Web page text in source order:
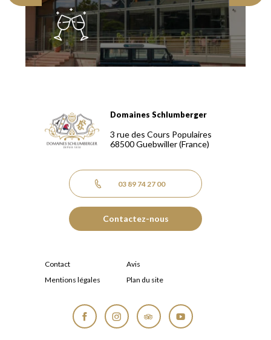
Domaines Schlumberger Vignerons 100% récoltants
Domaines Schlumberger
3 rue des Cours Populaires
68500Guebwiller(France)
03 89 74 27 00
Contactez-nous
Contact
Avis
Mentions légales
Plan du site